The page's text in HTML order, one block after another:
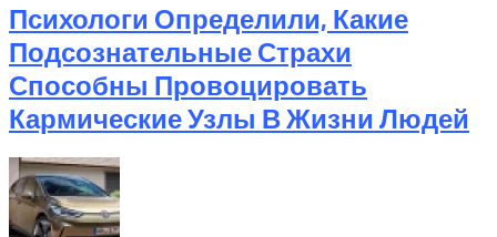
Психологи Определили, Какие
Подсознательные Страхи
Способны Провоцировать
Кармические Узлы В Жизни Людей